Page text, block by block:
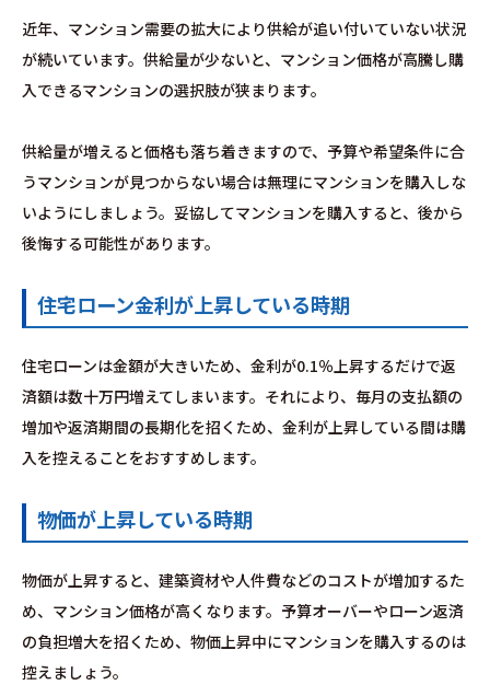
近年、マンション需要の拡大により供給が追い付いていない状況
が続いています。供給量が少ないと、マンション価格が高騰し購
入できるマンションの選択肢が狭まります。
供給量が増えると価格も落ち着きますので、予算や希望条件に合
うマンションが見つからない場合は無理にマンションを購入しな
いようにしましょう。妥協してマンションを購入すると、後から
後悔する可能性があります。
住宅ローン金利が上昇している時期
住宅ローンは金額が大きいため、金利が0.1％上昇するだけで返
済額は数十万円増えてしまいます。それにより、毎月の支払額の
増加や返済期間の長期化を招くため、金利が上昇している間は購
入を控えることをおすすめします。
物価が上昇している時期
物価が上昇すると、建築資材や人件費などのコストが増加するた
め、マンション価格が高くなります。予算オーバーやローン返済
の負担増大を招くため、物価上昇中にマンションを購入するのは
控えましょう。